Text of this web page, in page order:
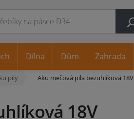
pily Aku mečová pila bezuhlíková 18V
18V
Dílna Dům Zahrada